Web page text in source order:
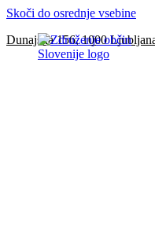
Skoči do osrednje vsebine
Dunajska 156, 1000